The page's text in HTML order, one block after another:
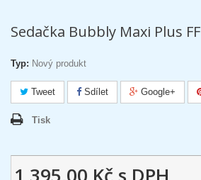
Sedačka Bubbly Maxi Plus
Typ: Nový produkt
Tweet Sdílet Google+
Tisk